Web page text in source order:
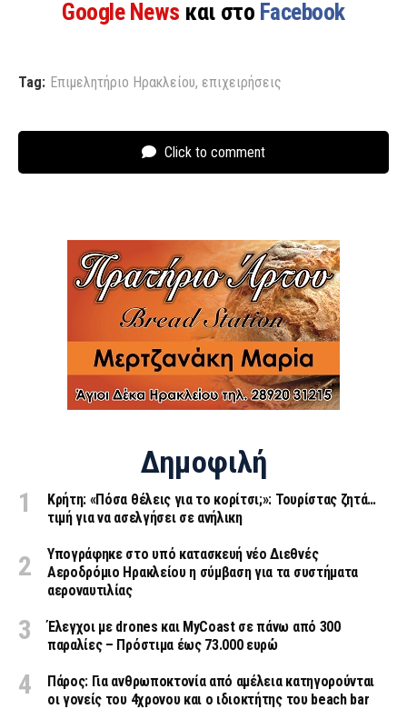
Google News και στο Facebook
Tag: Επιμελητήριο Ηρακλείου, επιχειρήσεις
Click to comment
Δημοφιλή
Κρήτη: «Πόσα θέλεις για το κορίτσι;»: Τουρίστας ζητά…
τιμή για να ασελγήσει σε ανήλικη
Υπογράφηκε στο υπό κατασκευή νέο Διεθνές
Αεροδρόμιο Ηρακλείου η σύμβαση για τα συστήματα
αεροναυτιλίας
Έλεγχοι με drones και MyCoast σε πάνω από 300
παραλίες – Πρόστιμα έως 73.000 ευρώ
Πάρος: Για ανθρωποκτονία από αμέλεια κατηγορούνται
οι γονείς του 4χρονου και ο ιδιοκτήτης του beach bar